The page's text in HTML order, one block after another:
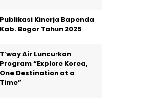
Publikasi Kinerja Bapenda
Kab. Bogor Tahun 2025
T’way Air Luncurkan
Program “Explore Korea,
One Destination at a
Time”